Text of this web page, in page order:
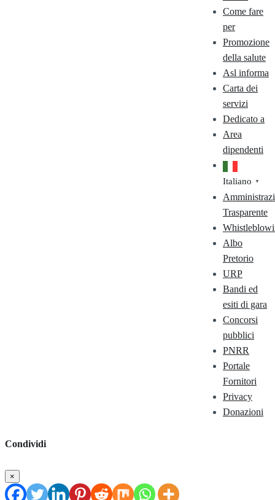
Come fare
per
Promozione
della salute
Asl informa
Carta dei
servizi
Dedicato a
Area
dipendenti
Italiano ▼
Trasparente
Albo
Pretorio
URP
Bandi ed
esiti di gara
Concorsi
pubblici
PNRR
Portale
Fornitori
Privacy
Donazioni
Condividi
×